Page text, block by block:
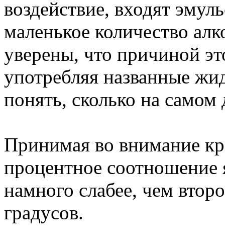
воздействие, входят
маленькое количество
уверены, что причиной
употребляя названные
понять, сколько на
Принимая во внимание
процентное соотношение
намного слабее, чем
градусов.